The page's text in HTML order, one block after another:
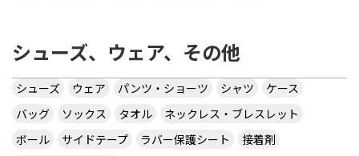
シューズ、ウェア、その他
シューズ ウェア パンツ・ショーツ シャツ
ケース
バッグ
ソックス タオル
ネックレス・ブレスレット
ボール
サイドテープ ラバー保護シート
接着剤